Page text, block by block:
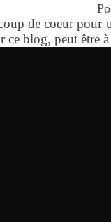
de coeur pour
ce blog, peut